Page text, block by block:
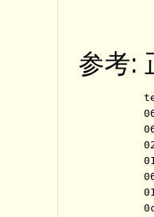
参考:
	term% cat /dev/pci/*ctl
	06.00.00 1106/0691   0
	06.04.00 1106/8598   0
	02.00.00 8086/1229  11 0:f9000000 4096 1:0000a401 64 2:f8800000 1048576
	01.00.00 10cd/1300  10 0:0000a001 256 1:f8000000 256
	06.01.00 1106/0686   0
	01.01.8a 1106/0571   0 4:0000b801 16
	0c.03.00 1106/3038  11 4:0000b401 32